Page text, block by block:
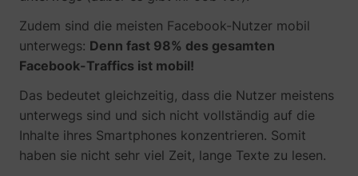
Zudem sind die meisten Facebook-Nutzer mobil
unterwegs: Denn fast 98% des gesamten
Facebook-Traffics ist mobil!
Das bedeutet gleichzeitig, dass die Nutzer meistens
unterwegs sind und sich nicht vollständig auf die
Inhalte ihres Smartphones konzentrieren. Somit
haben sie nicht sehr viel Zeit, lange Texte zu lesen.